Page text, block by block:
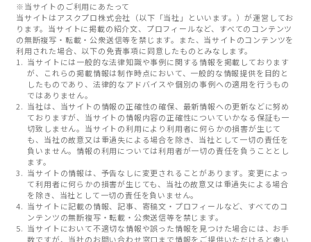
※当サイトのご利用にあたって
当サイトはアスクプロ株式会社（以下「当社」といいます。）が運営してお
ります。当サイトに掲載の紹介文、プロフィールなど、すべてのコンテンツ
の無断複写・転載・公衆送信等を禁じます。また、当サイトのコンテンツを
利用された場合、以下の免責事項に同意したものとみなします。
当サイトには一般的な法律知識や事例に関する情報を掲載しております
が、これらの掲載情報は制作時点において、一般的な情報提供を目的と
したものであり、法律的なアドバイスや個別の事例への適用を行うもの
ではありません。
当社は、当サイトの情報の正確性の確保、最新情報への更新などに努め
ておりますが、当サイトの情報内容の正確性についていかなる保証も一
切致しません。当サイトの利用により利用者に何らかの損害が生じて
も、当社の故意又は重過失による場合を除き、当社として一切の責任を
負いません。情報の利用については利用者が一切の責任を負うこととし
ます。
当サイトの情報は、予告なしに変更されることがあります。変更によっ
て利用者に何らかの損害が生じても、当社の故意又は重過失による場合
を除き、当社として一切の責任を負いません。
当サイトに記載の情報、記事、寄稿文・プロフィールなど、すべてのコ
ンテンツの無断複写・転載・公衆送信等を禁じます。
当サイトにおいて不適切な情報や誤った情報を見つけた場合には、お手
数ですが、当社のお問い合わせ窓口まで情報をご提供いただけると幸い